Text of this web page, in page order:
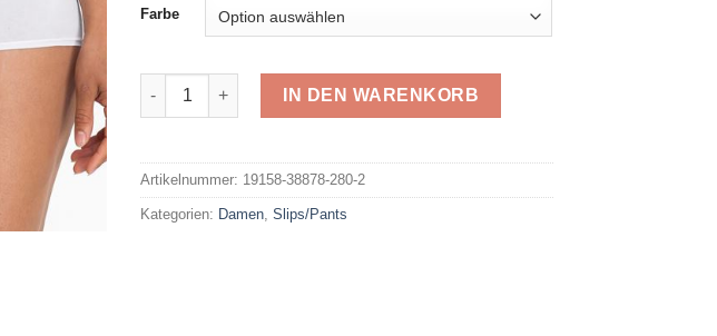
Farbe
Speidel Panty 2er Pack 38878 Menge
IN DEN WARENKORB
Artikelnummer: 19158-38878-280-2
Kategorien: Damen ,Slips/Pants